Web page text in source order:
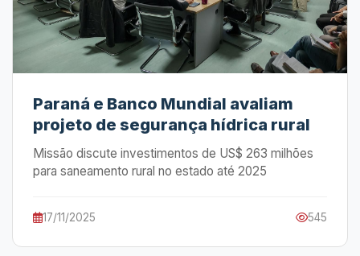
Paraná e Banco Mundial avaliam
projeto de segurança hídrica rural
Missão discute investimentos de US$ 263 milhões
para saneamento rural no estado até 2025
17/11/2025 545